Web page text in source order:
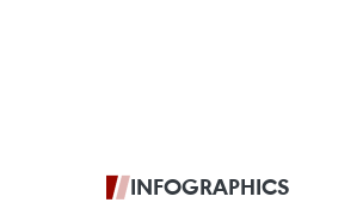
INFOGRAPHICS